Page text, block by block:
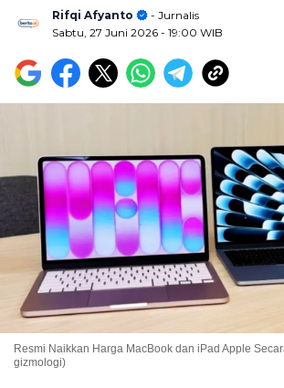
Rifqi Afyanto
- Jurnalis
Sabtu, 27 Juni 2026 - 19:00 WIB
Resmi Naikkan Harga MacBook dan iPad Apple
gizmologi)